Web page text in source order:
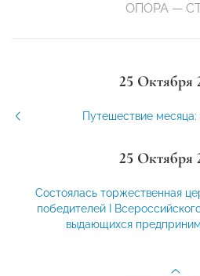
ОПОРА —
25 Октября
Путешествие
25 Октября
Состоялась торжественная
победителей I
выдающихся